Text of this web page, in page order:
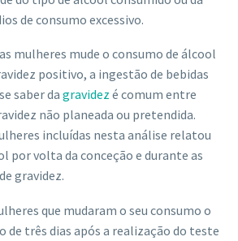
de consumo excessivo.
mulheres mude o consumo de álcool
positivo, a ingestão de bebidas
saber da gravidez é comum entre
não planeada ou pretendida.
incluídas nesta análise relatou
por volta da conceção e durante as
gravidez.
que mudaram o seu consumo o
três dias após a realização do teste